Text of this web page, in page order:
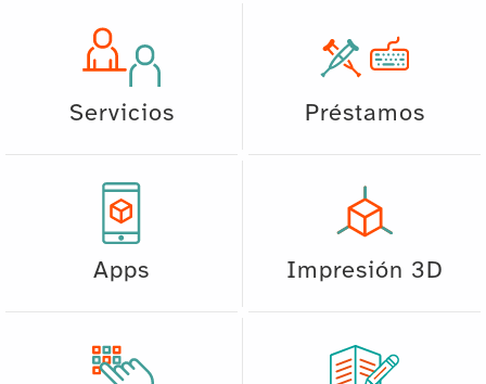
Servicios Préstamos
Apps Impresión 3D